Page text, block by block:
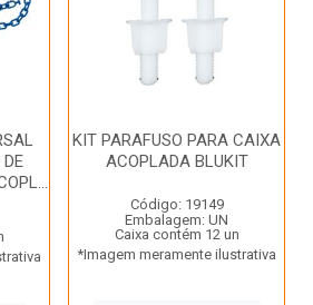
KIT PARAFUSO PARA CAIXA
ACOPLADA BLUKIT
Código: 19149
Embalagem: UN
Caixa contém 12 un
*Imagem meramente ilustrativa